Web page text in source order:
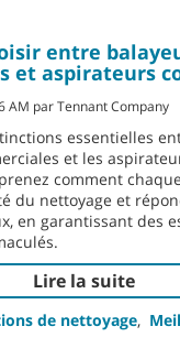
entre
et aspirateurs
AM par Tennant Company
essentielles
et les
comment
du nettoyage et
en garantissant des
Lire la suite
de nettoyage,